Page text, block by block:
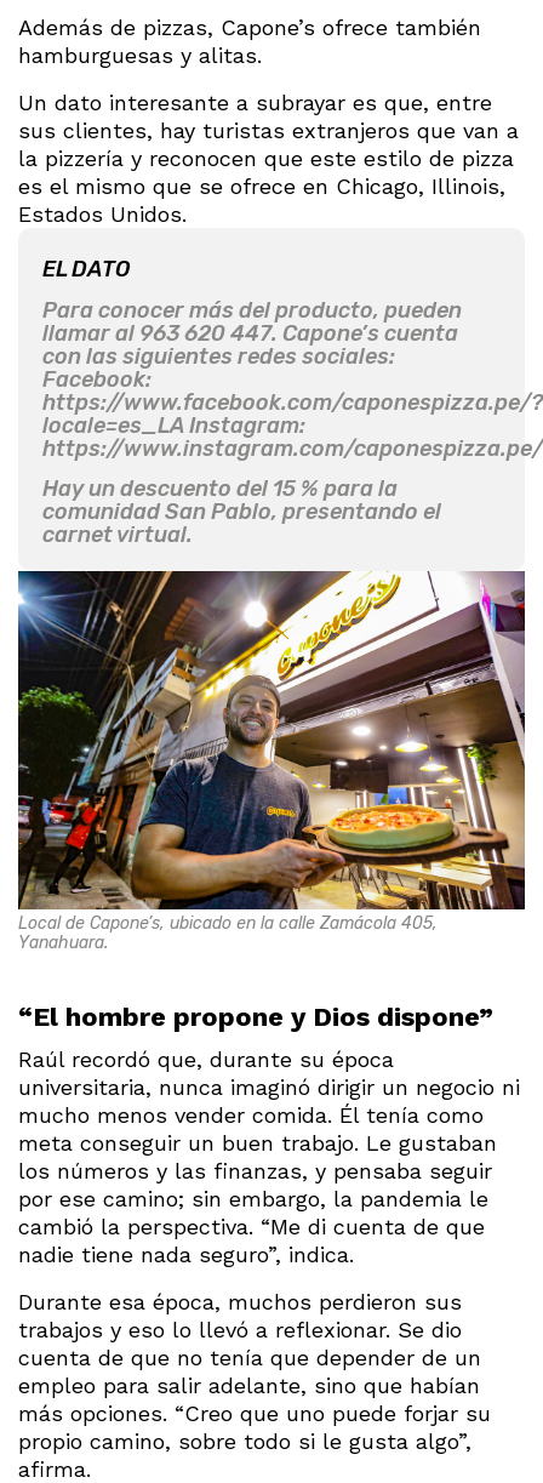
Además de pizzas, Capone’s ofrece también
hamburguesas y alitas.
Un dato interesante a subrayar es que, entre
sus clientes, hay turistas extranjeros que van a
la pizzería y reconocen que este estilo de pizza
es el mismo que se ofrece en Chicago, Illinois,
Estados Unidos.
EL DATO
Para conocer más del producto, pueden
llamar al 963 620 447. Capone’s cuenta
con las siguientes redes sociales:
Facebook:
https://www.facebook.com/caponespizza.pe/?
locale=es_LA Instagram:
https://www.instagram.com/caponespizza.pe/
Hay un descuento del 15 % para la
comunidad San Pablo, presentando el
carnet virtual.
Local de Capone’s, ubicado en la calle Zamácola 405,
Yanahuara.
“El hombre propone y Dios dispone”
Raúl recordó que, durante su época
universitaria, nunca imaginó dirigir un negocio ni
mucho menos vender comida. Él tenía como
meta conseguir un buen trabajo. Le gustaban
los números y las finanzas, y pensaba seguir
por ese camino; sin embargo, la pandemia le
cambió la perspectiva. “Me di cuenta de que
nadie tiene nada seguro”, indica.
Durante esa época, muchos perdieron sus
trabajos y eso lo llevó a reflexionar. Se dio
cuenta de que no tenía que depender de un
empleo para salir adelante, sino que habían
más opciones. “Creo que uno puede forjar su
propio camino, sobre todo si le gusta algo”,
afirma.